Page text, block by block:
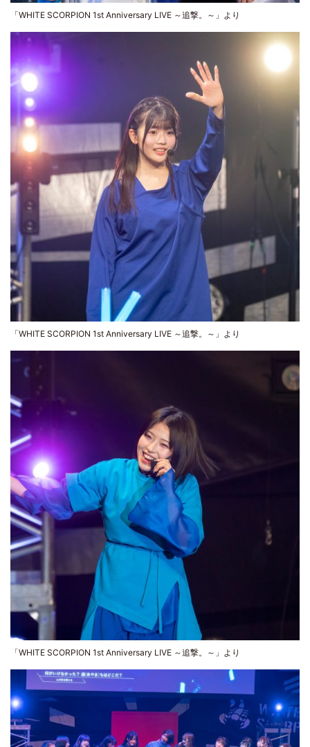
「WHITE SCORPION 1st Anniversary LIVE ～追撃。～」より
「WHITE SCORPION 1st Anniversary LIVE ～追撃。～」より
「WHITE SCORPION 1st Anniversary LIVE ～追撃。～」より